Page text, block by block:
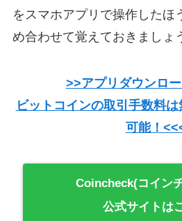
をスマホアプリで操作したほ
め合わせて覚えておきましょ
>>アプリダウンロ
ビットコインの取引手数料は
可能！
Coincheck(コイン
公式サイトは